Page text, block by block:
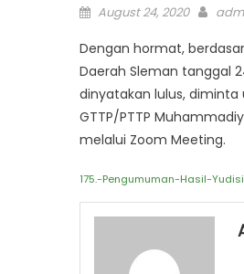
Posted
August 24, 2020
Dengan hormat,
Daerah Sleman tanggal
dinyatakan lulus, diminta
GTTP/PTTP
melalui Zoom Meeting.
175.-Pengumuman-Hasil-